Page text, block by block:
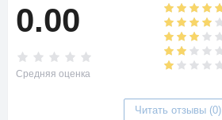
0.00
Средняя оценка
Читать отзывы (0)